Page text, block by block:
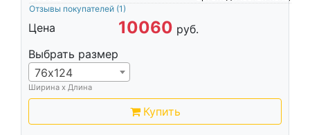
Отзывы покупателей (1)
Цена 10060 руб.
Выбрать размер
76х124
Ширина х Длина
Купить